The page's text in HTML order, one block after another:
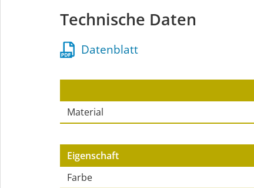
Technische Daten
Datenblatt
Material
Eigenschaft
Farbe